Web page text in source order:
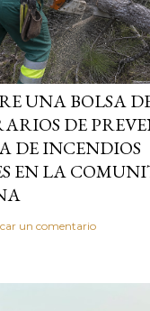
UNA BOLSA
DE
DE INCENDIOS
EN LA
un comentario